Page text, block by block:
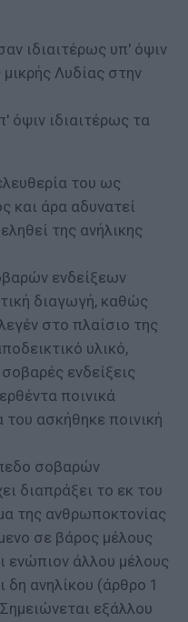
ιδιαιτέρως υπ' όψιν
μικρής Λυδίας στην
ιδιαιτέρως τα
του ως
και άρα αδυνατεί
της ανήλικης
ενδείξεων
διαγωγή, καθώς
στο πλαίσιο της
υλικό,
ενδείξεις
ποινικά
του ασκήθηκε ποινική
σοβαρών
διαπράξει το εκ του
της ανθρωποκτονίας
σε βάρος μέλους
ενώπιον άλλου μέλους
δη ανηλίκου (άρθρο 1
εξάλλου